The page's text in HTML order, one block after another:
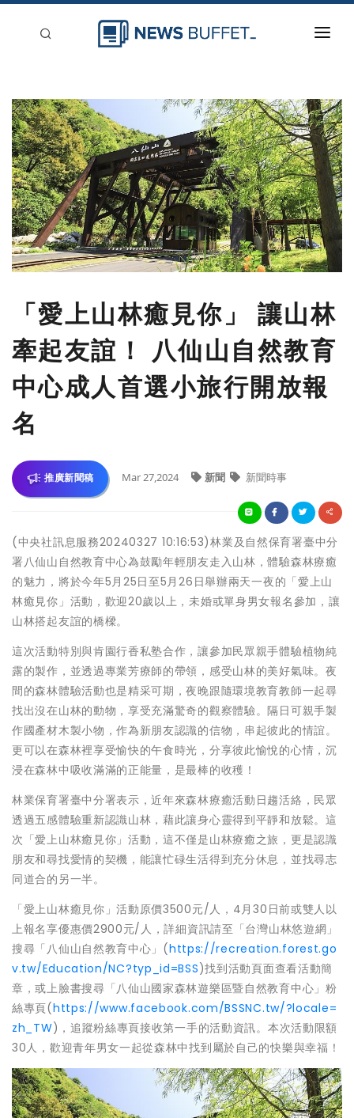
新聞稿分類
登入
刊登
「愛上山林癒見你」 讓山林
牽起友誼！ 八仙山自然教育
中心成人首選小旅行開放報
名
推廣新聞稿 Mar 27,2024 新聞 新聞時事
(中央社訊息服務20240327 10:16:53)林業及自然保育署臺中分
署八仙山自然教育中心為鼓勵年輕朋友走入山林，體驗森林療癒
的魅力，將於今年5月25日至5月26日舉辦兩天一夜的「愛上山
林癒見你」活動，歡迎20歲以上，未婚或單身男女報名參加，讓
山林搭起友誼的橋樑。
這次活動特別與肯園行香私塾合作，讓參加民眾親手體驗植物純
露的製作，並透過專業芳療師的帶領，感受山林的美好氣味。夜
間的森林體驗活動也是精采可期，夜晚跟隨環境教育教師一起尋
找出沒在山林的動物，享受充滿驚奇的觀察體驗。隔日可親手製
作國產材木製小物，作為新朋友認識的信物，串起彼此的情誼。
更可以在森林裡享受愉快的午食時光，分享彼此愉悅的心情，沉
浸在森林中吸收滿滿的正能量，是最棒的收穫！
林業保育署臺中分署表示，近年來森林療癒活動日趨活絡，民眾
透過五感體驗重新認識山林，藉此讓身心靈得到平靜和放鬆。這
次「愛上山林癒見你」活動，這不僅是山林療癒之旅，更是認識
朋友和尋找愛情的契機，能讓忙碌生活得到充分休息，並找尋志
同道合的另一半。
「愛上山林癒見你」活動原價3500元/人，4月30日前或雙人以
上報名享優惠價2900元/人，詳細資訊請至「台灣山林悠遊網」
搜尋「八仙山自然教育中心」(https://recreation.forest.go
v.tw/Education/NC?typ_id=BSS)找到活動頁面查看活動簡
章，或上臉書搜尋「八仙山國家森林遊樂區暨自然教育中心」粉
絲專頁(https://www.facebook.com/BSSNC.tw/?locale=
zh_TW)，追蹤粉絲專頁接收第一手的活動資訊。本次活動限額
30人，歡迎青年男女一起從森林中找到屬於自己的快樂與幸福！